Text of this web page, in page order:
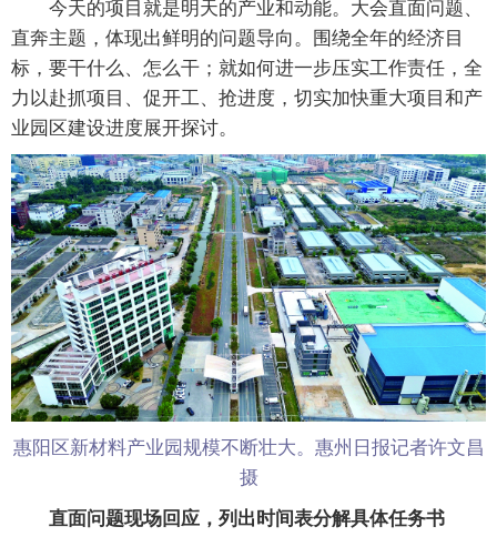
今天的项目就是明天的产业和动能。大会直面问题、
直奔主题，体现出鲜明的问题导向。围绕全年的经济目
标，要干什么、怎么干；就如何进一步压实工作责任，全
力以赴抓项目、促开工、抢进度，切实加快重大项目和产
业园区建设进度展开探讨。
惠阳区新材料产业园规模不断壮大。惠州日报记者许文昌
摄
直面问题现场回应，列出时间表分解具体任务书